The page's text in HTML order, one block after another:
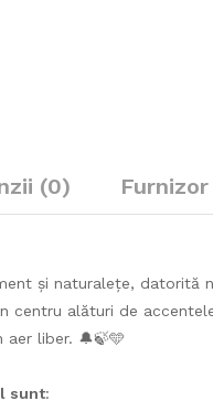
(0) Furnizor
și naturalețe,
centru alături de
liber. 🔔🍃🩵
sunt: